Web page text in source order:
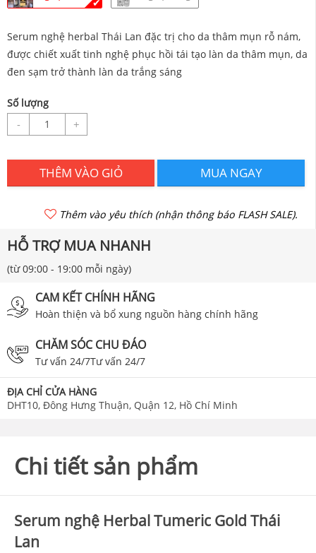
Serum nghệ herbal Thái Lan đặc trị cho da thâm mụn rỗ nám,
được chiết xuất tinh nghệ phục hồi tái tạo làn da thâm mụn, da
đen sạm trở thành làn da trắng sáng
Số lượng
- +
THÊM VÀO GIỎ MUA NGAY
Thêm vào yêu thích (nhận thông báo FLASH SALE).
HỖ TRỢ MUA NHANH
(từ 09:00 - 19:00 mỗi ngày)
CAM KẾT CHÍNH HÃNG
Hoàn thiện và bổ xung nguồn hàng chính hãng
CHĂM SÓC CHU ĐÁO
Tư vấn 24/7Tư vấn 24/7
ĐỊA CHỈ CỬA HÀNG
DHT10, Đông Hưng Thuận, Quận 12, Hồ Chí Minh
Chi tiết sản phẩm
Serum nghệ Herbal Tumeric Gold Thái
Lan